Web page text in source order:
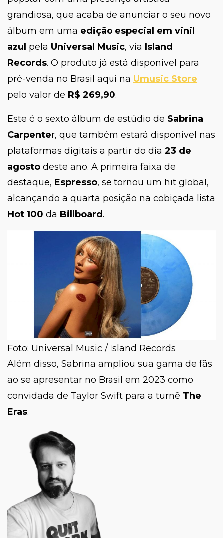
grandiosa, que acaba de anunciar o seu novo
álbum em uma edição especial em vinil
azul pela Universal Music, via Island
Records. O produto já está disponível para
pré-venda no Brasil aqui na Umusic Store
pelo valor de R$ 269,90.
Este é o sexto álbum de estúdio de Sabrina
Carpenter, que também estará disponível nas
plataformas digitais a partir do dia 23 de
agosto deste ano. A primeira faixa de
destaque, Espresso, se tornou um hit global,
alcançando a quarta posição na cobiçada lista
Hot 100 da Billboard.
Foto: Universal Music / Island Records
Além disso, Sabrina ampliou sua gama de fãs
ao se apresentar no Brasil em 2023 como
convidada de Taylor Swift para a turnê The
Eras.